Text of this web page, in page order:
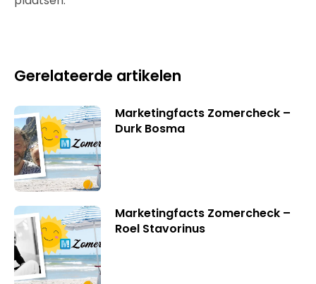
Gerelateerde artikelen
Marketingfacts Zomercheck –
Durk Bosma
Marketingfacts Zomercheck –
Roel Stavorinus